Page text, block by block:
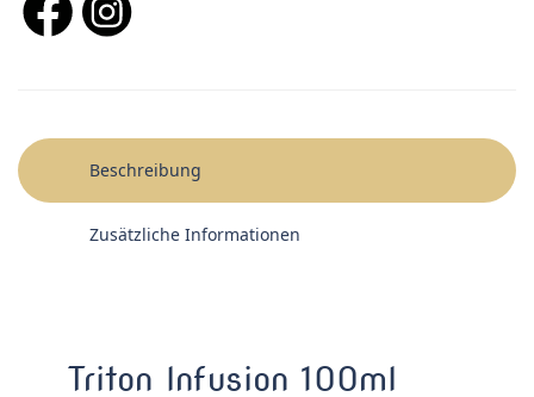
Beschreibung
Zusätzliche Informationen
Triton Infusion 100ml